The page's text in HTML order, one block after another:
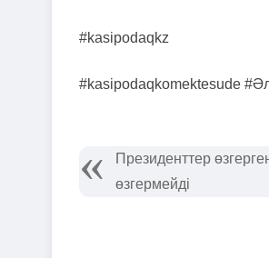
#kasipodaqkz
#kasipodaqkomektesude
Президенттер
өзгермейді